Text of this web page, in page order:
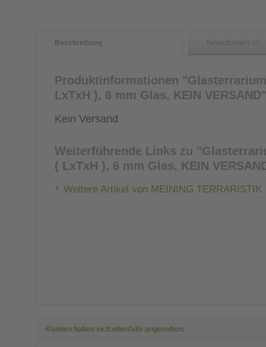
Beschreibung Bewertungen (0)
Produktinformationen
LxTxH ), 6 mm Glas, KEIN VERSAND"
Kein Versand
Weiterführende Links zu
( LxTxH ), 6 mm Glas, KEIN
Weitere Artikel von MEINING TERRARISTIK
Kunden haben sich ebenfalls angesehen: